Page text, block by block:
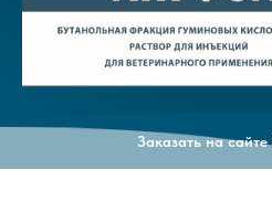
Заказать на